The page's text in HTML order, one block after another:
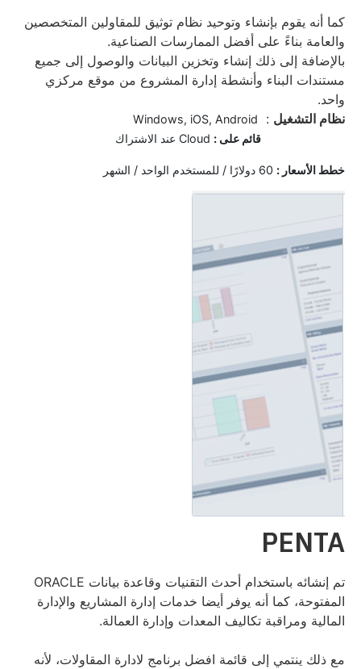
كما أنه يقوم بإنشاء وتوحيد نظام توثيق للمقاولين المتخصصين
والعامة بناءً على أفضل الممارسات الصناعية.
بالإضافة إلى ذلك إنشاء وتخزين البيانات والوصول إلى جميع
مستندات البناء وأنشطة إدارة المشروع من موقع مركزي
واحد.
نظام التشغيل:
Windows, iOS, Android
قائم على : Cloud عند الاشتراك
خطط الأسعار :60 دولارًا / للمستخدم الواحد / الشهر
PENTA
تم إنشائه باستخدام أحدث التقنيات وقاعدة بيانات ORACLE
المفتوحة، كما أنه يوفر أيضا خدمات إدارة المشاريع والإدارة
المالية ومراقبة تكاليف المعدات وإدارة العمالة.
مع ذلك ينتمي إلى قائمة افضل برنامج لادارة المقاولات، لأنه